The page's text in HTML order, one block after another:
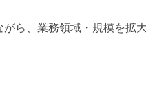
ら、業務領域・規模を拡